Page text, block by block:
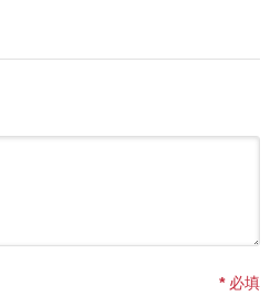
*必填